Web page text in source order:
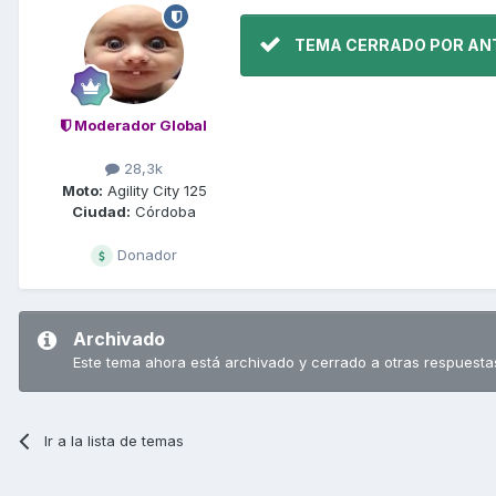
Moderador Global
28,3k
Moto: Agility City 125
Ciudad: Córdoba
Donador
TEMA CERRADO POR
Archivado
Este tema ahora está archivado y cerrado a otras
Ir a la lista de temas